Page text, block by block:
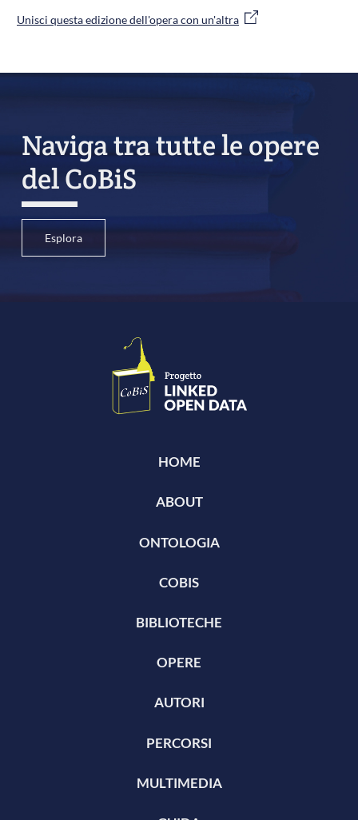
Unisci questa edizione dell'opera con un'altra
Naviga tra tutte le opere
del CoBiS
Esplora
HOME
ABOUT
ONTOLOGIA
COBIS
BIBLIOTECHE
OPERE
AUTORI
PERCORSI
MULTIMEDIA